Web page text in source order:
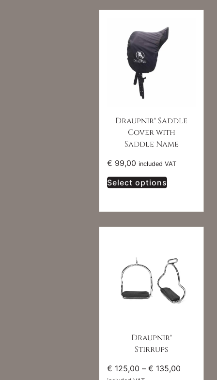
Draupnir® Saddle
Cover with
Saddle Name
€ 99,00 included VAT
Select options
Draupnir®
Stirrups
€ 125,00 – € 135,00